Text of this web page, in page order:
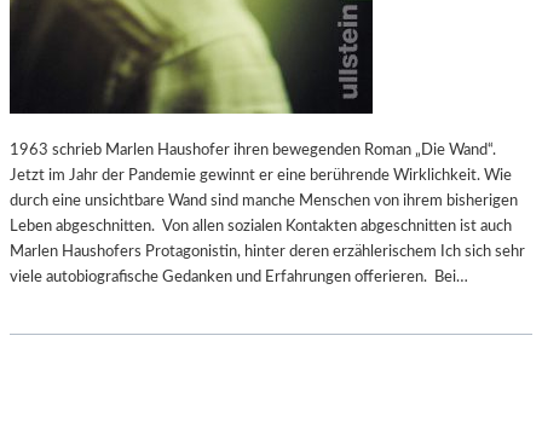
1963 schrieb Marlen Haushofer ihren bewegenden Roman „Die Wand“.
Jetzt im Jahr der Pandemie gewinnt er eine berührende Wirklichkeit. Wie
durch eine unsichtbare Wand sind manche Menschen von ihrem bisherigen
Leben abgeschnitten. Von allen sozialen Kontakten abgeschnitten ist auch
Marlen Haushofers Protagonistin, hinter deren erzählerischem Ich sich sehr
viele autobiografische Gedanken und Erfahrungen offerieren. Bei…